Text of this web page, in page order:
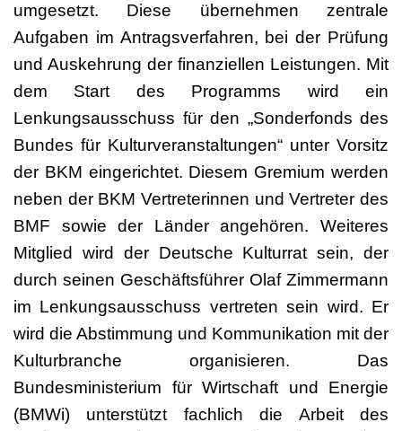
umgesetzt. Diese übernehmen zentrale
Aufgaben im Antragsverfahren, bei der Prüfung
und Auskehrung der finanziellen Leistungen. Mit
dem Start des Programms wird ein
Lenkungsausschuss für den „Sonderfonds des
Bundes für Kulturveranstaltungen“ unter Vorsitz
der BKM eingerichtet. Diesem Gremium werden
neben der BKM Vertreterinnen und Vertreter des
BMF sowie der Länder angehören. Weiteres
Mitglied wird der Deutsche Kulturrat sein, der
durch seinen Geschäftsführer Olaf Zimmermann
im Lenkungsausschuss vertreten sein wird. Er
wird die Abstimmung und Kommunikation mit der
Kulturbranche organisieren. Das
Bundesministerium für Wirtschaft und Energie
(BMWi) unterstützt fachlich die Arbeit des